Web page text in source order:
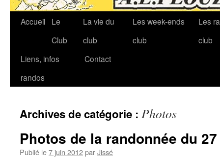
Aller
contenu
Accueil
Le
Club
La vie du
club
Les week-ends
club
Les
club
Liens, infos
randos
Contact
Archives de catégorie : Photos
Photos de la randonnée du
Publié le7 juin 2012parJissé